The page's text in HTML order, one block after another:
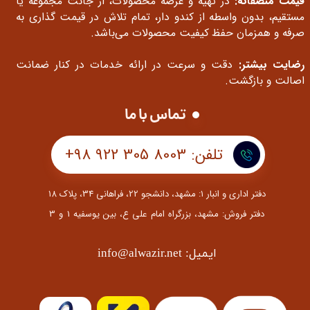
تماس با ما
دفتر اداری و انبار ۱: مشهد، دانشجو 22، فراهانی 34، پلاک ۱۸
​​​​​​​دفتر فروش: مشهد، بزرگراه امام علی ع، بین یوسفیه 1 و 3
ایمیل: info@alwazir.net
مستقیم، بدون واسطه از کندو دار، تمام تلاش در قیمت گذاری به
صرفه و همزمان حفظ کیفیت محصولات می‌باشد.
رضایت بیشتر: دقت و سرعت در ارائه خدمات در کنار ضمانت
اصالت و بازگشت.
تلفن: 8003 305 922 98+